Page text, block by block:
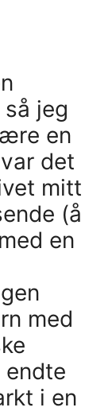
jeg
en
det
mitt
(å
en
med
endte
i en